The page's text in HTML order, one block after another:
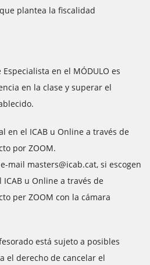
plantea la fiscalidad
en el MÓDULO es
en la clase y superar el
en el ICAB u Online a través de
por ZOOM.
mail masters@icab.cat, si escogen
u Online a través de
per ZOOM con la cámara
está sujeto a posibles
el derecho de cancelar el